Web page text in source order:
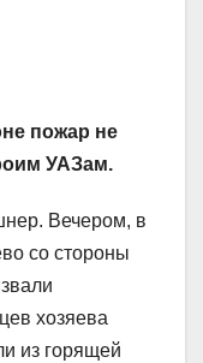
пожар не
УАЗам.
Вечером, в
со стороны
хозяева
из горящей